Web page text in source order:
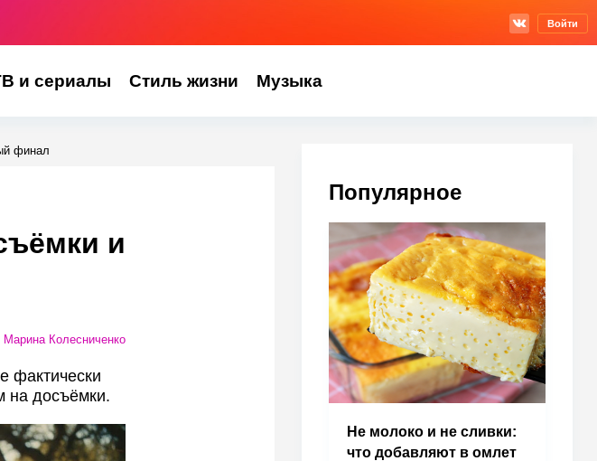
Войти
и сериалы Стиль жизни Музыка
финал
и
Марина Колесниченко
фактически
на досъёмки.
Популярное
Не молоко и не сливки:
что добавляют в омлет